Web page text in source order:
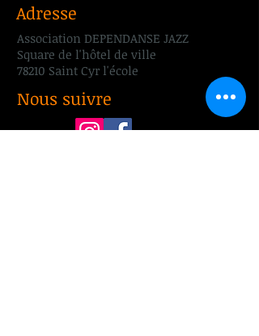
Adresse
Association DEPENDANSE JAZZ
Square de l'hôtel de ville
78210 Saint Cyr l'école
Nous suivre